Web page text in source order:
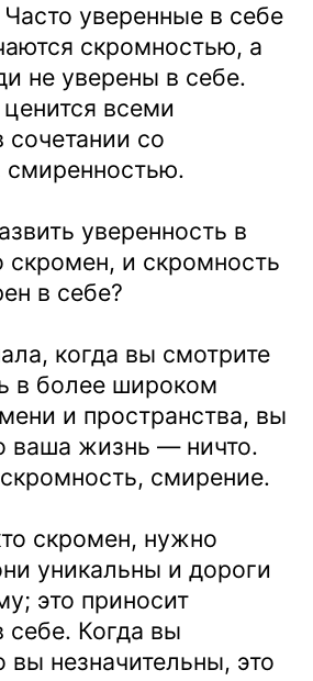
уверенные в себе
скромностью, а
не уверены в себе.
всеми
сочетании со
уверенность в
скромен, и скромность
в себе?
когда вы смотрите
в более широком
и пространства, вы
ваша жизнь — ничто.
смирение.
скромен, нужно
уникальны и дороги
это приносит
себе. Когда вы
вы незначительны, это